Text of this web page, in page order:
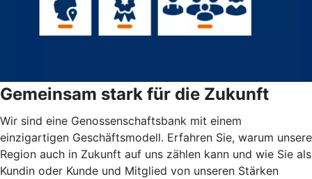
Gemeinsam stark für die Zukunft
Wir sind eine Genossenschaftsbank mit einem
einzigartigen Geschäftsmodell. Erfahren Sie, warum unsere
Region auch in Zukunft auf uns zählen kann und wie Sie als
Kundin oder Kunde und Mitglied von unseren Stärken